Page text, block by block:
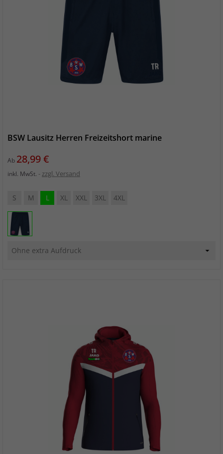
BSW Lausitz Herren Freizeitshort marine
Ab Preis
28,99 €
inkl. MwSt. zzgl. Versand
S M L XL XXL 3XL 4XL